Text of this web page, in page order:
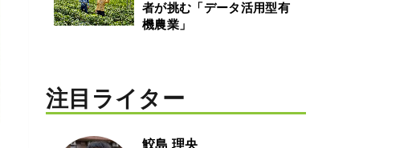
者が挑む「データ活用型有
機農業」
注目ライター
鮫島 理央